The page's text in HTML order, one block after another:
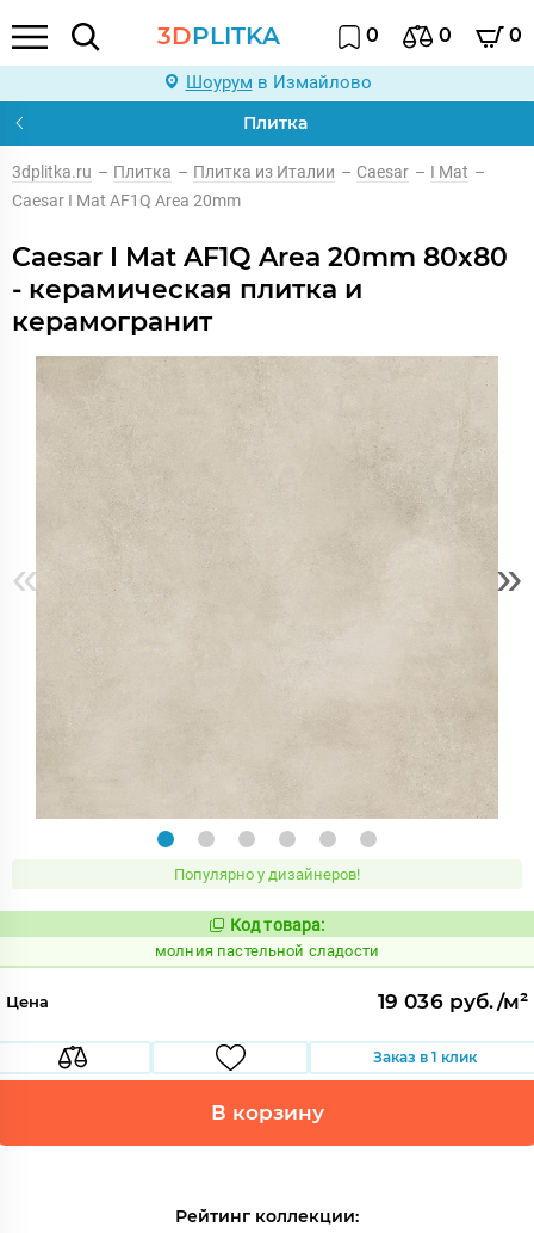
3DPLITKA 0 0 0
Шоурум в Измайлово
Плитка
3dplitka.ru – Плитка – Плитка из Италии – Caesar – I Mat –
Caesar I Mat AF1Q Area 20mm
Caesar I Mat AF1Q Area 20mm 80x80
- керамическая плитка и
керамогранит
« »
Популярно у дизайнеров!
Код:
1008720
Код товара:
молния пастельной сладости
Цена 19 036 руб./м²
Заказ в 1 клик
В корзину
Рейтинг коллекции: